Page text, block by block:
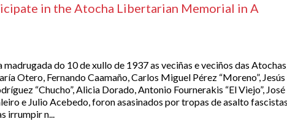
in the Atocha Libertarian Memorial in A
madrugada do 10 de xullo de 1937 as veciñas e veciños das
Otero, Fernando Caamaño, Carlos Miguel Pérez “Moreno”, Jesús
“Chucho”, Alicia Dorado, Antonio Fournerakis “El Viejo”, José
e Julio Acebedo, foron asasinados por tropas de asalto
irrumpir n...